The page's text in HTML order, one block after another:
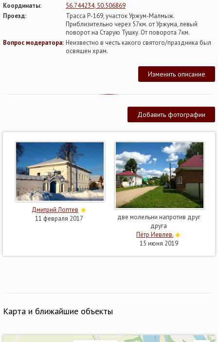
Координаты:
56.744234, 50.506869
Проезд:
Трасса Р-169, участок Уржум-Малмыж.
Приблизительно через 57км. от Уржума, левый
поворот на Старую Тушку. От поворота 7км.
Вопрос модератора: Неизвестно в честь какого святого/праздника был
освящен храм.
Изменить описание
Добавить фотографии
Дмитрий Лоптев
11 февраля 2017
две молельни напротив друг
друга
Пётр Иевлев.
15 июня 2019
Карта и ближайшие объекты